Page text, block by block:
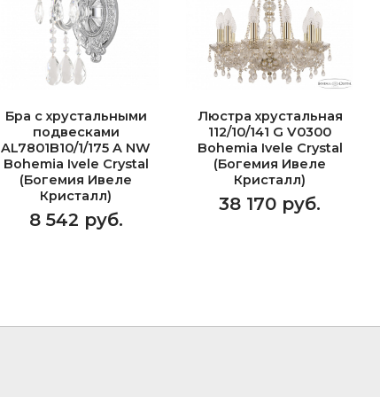
Бра с хрустальными
подвесками
AL7801B10/1/175 A NW
Bohemia Ivele Crystal
(Богемия Ивеле
Кристалл)
8 542 руб.
Люстра хрустальная
112/10/141 G V0300
Bohemia Ivele Crystal
(Богемия Ивеле
Кристалл)
38 170 руб.